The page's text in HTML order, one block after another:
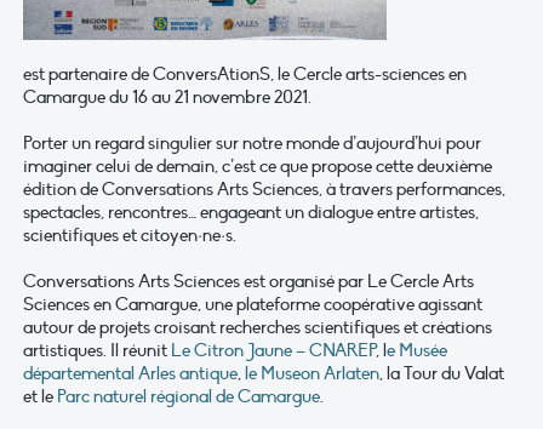
est partenaire de ConversAtionS, le Cercle arts-sciences en
Camargue du 16 au 21 novembre 2021.
Porter un regard singulier sur notre monde d’aujourd’hui pour
imaginer celui de demain, c’est ce que propose cette deuxième
édition de Conversations Arts Sciences, à travers performances,
spectacles, rencontres… engageant un dialogue entre artistes,
scientifiques et citoyen·ne·s.
Conversations Arts Sciences est organisé par Le Cercle Arts
Sciences en Camargue, une plateforme coopérative agissant
autour de projets croisant recherches scientifiques et créations
artistiques. Il réunit Le Citron Jaune – CNAREP, le Musée
départemental Arles antique,le Museon Arlaten, la Tour du Valat
et le Parc naturel régional de Camargue.